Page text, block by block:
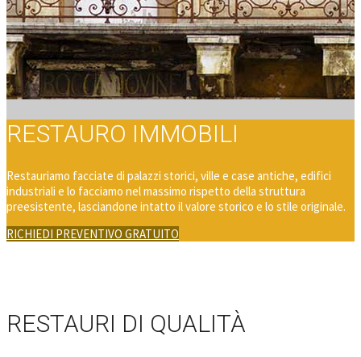
RESTAURO IMMOBILI
Restauriamo facciate di palazzi storici, ville e case antiche, edifici
industriali e lo facciamo nel massimo rispetto della struttura
preesistente, lasciandone intatto il valore storico e lo stile originale.
RICHIEDI PREVENTIVO GRATUITO
RESTAURI DI QUALITÀ